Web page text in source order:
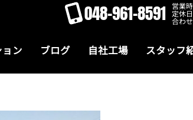
048-961-8591 営業
定休
合わ
ン ブログ 自社工場 スタッフ